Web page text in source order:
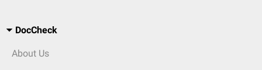
DocCheck
About Us